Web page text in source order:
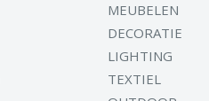
MEUBELEN
DECORATIE
LIGHTING
TEXTIEL